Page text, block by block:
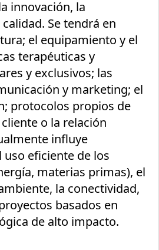
innovación, la
Se tendrá en
el equipamiento y el
terapéuticas y
y exclusivos; las
y marketing; el
protocolos propios de
o la relación
influye
eficiente de los
materias primas), el
la conectividad,
basados en
de alto impacto.